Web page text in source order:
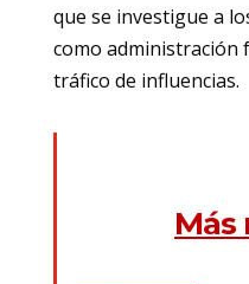
que se investigue a
como administración
tráfico de influencias.
Más